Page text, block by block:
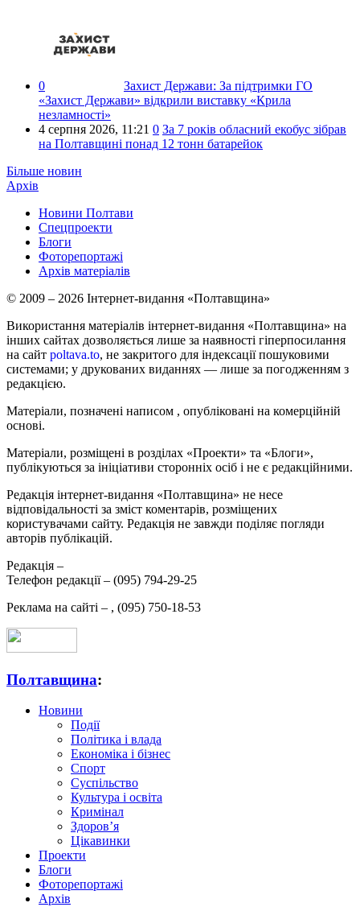
0 Захист Держави: За підтримки ГО
«Захист Держави» відкрили виставку «Крила
незламності»
4 серпня 2026, 11:21 0 За 7 років обласний екобус зібрав
на Полтавщині понад 12 тонн батарейок
Більше новин
Архів
Новини Полтави
Спецпроекти
Блоги
Фоторепортажі
Архів матеріалів
© 2009 – 2026 Інтернет-видання «Полтавщина»
Використання матеріалів інтернет-видання «Полтавщина» на
інших сайтах дозволяється лише за наявності гіперпосилання
на сайт poltava.to, не закритого для індексації пошуковими
системами; у друкованих виданнях — лише за погодженням з
редакцією.
Матеріали, позначені написом , опубліковані на комерційній
основі.
Матеріали, розміщені в розділах «Проекти» та «Блоги»,
публікуються за ініціативи сторонніх осіб і не є редакційними.
Редакція інтернет-видання «Полтавщина» не несе
відповідальності за зміст коментарів, розміщених
користувачами сайту. Редакція не завжди поділяє погляди
авторів публікацій.
Редакція –
Телефон редакції – (095) 794-29-25
Реклама на сайті – , (095) 750-18-53
Полтавщина:
Новини
Події
Політика і влада
Економіка і бізнес
Спорт
Суспільство
Культура і освіта
Кримінал
Здоров’я
Цікавинки
Проекти
Блоги
Фоторепортажі
Архів